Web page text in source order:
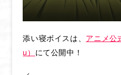
添い寝ボイスは、 アニメ公
u） にて公開中！